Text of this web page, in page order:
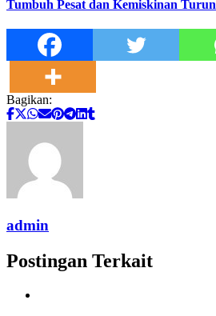
Tumbuh Pesat dan Kemiskinan Turun
Bagikan:
admin
Postingan Terkait